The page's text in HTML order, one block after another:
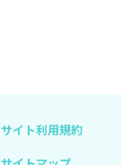
サイト利用規約